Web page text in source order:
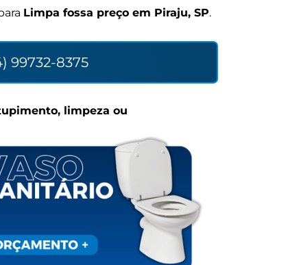
Limpa fossa preço em Piraju, SP.
99732-8375
limpeza ou